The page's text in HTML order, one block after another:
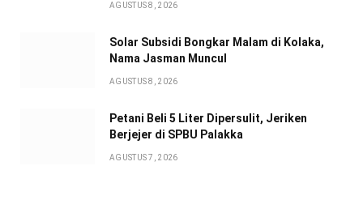
AGUSTUS 8, 2026
Solar Subsidi Bongkar Malam di Kolaka,
Nama Jasman Muncul
AGUSTUS 8, 2026
Petani Beli 5 Liter Dipersulit, Jeriken
Berjejer di SPBU Palakka
AGUSTUS 7, 2026